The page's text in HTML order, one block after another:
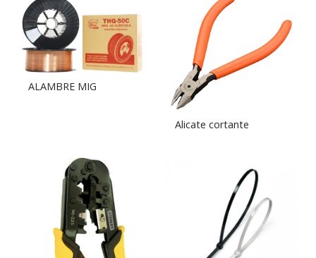
ALAMBRE MIG
Alicate cortante